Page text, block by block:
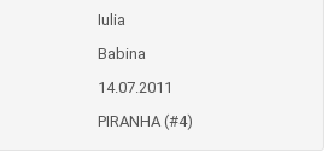
Iulia
Babina
14.07.2011
PIRANHA (#4)